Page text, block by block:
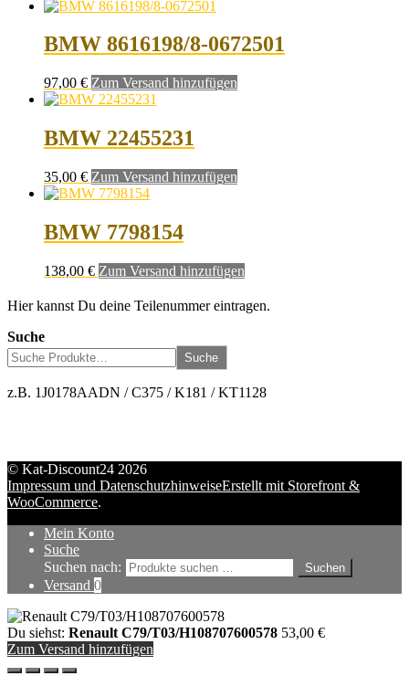
BMW 8616198/8-0672501
97,00 € Zum Versand hinzufügen
BMW 22455231
35,00 € Zum Versand hinzufügen
BMW 7798154
138,00 € Zum Versand hinzufügen
Hier kannst Du deine Teilenummer eintragen.
Suche
Suche
z.B. 1J0178AADN / C375 / K181 / KT1128
© Kat-Discount24 2026
Impressum und DatenschutzhinweiseErstellt mit Storefront &
WooCommerce.
Mein Konto
Suche
Suchen nach:
Suchen
Versand 0
Du siehst: Renault C79/T03/H108707600578 53,00 €
Zum Versand hinzufügen